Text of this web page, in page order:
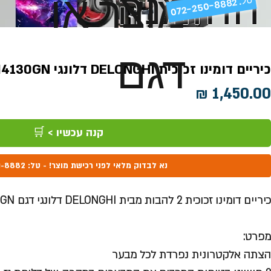
מוצר או
דגםכיריים דומינו זכוכית DELONGHI דלונגי DGH4130GN
מחיר
קנה עכשיו > 🛒
נא לבדוק מלאי לפני רכישת מוצר! - טל: 072-250-8882
כיריים דומינו זכוכית 2 להבות מבית DELONGHI דלונגי דגם DGH4130GN
מפרט:
הצתה אלקטרונית נפרדת לכל מבער
072-250-8882 .